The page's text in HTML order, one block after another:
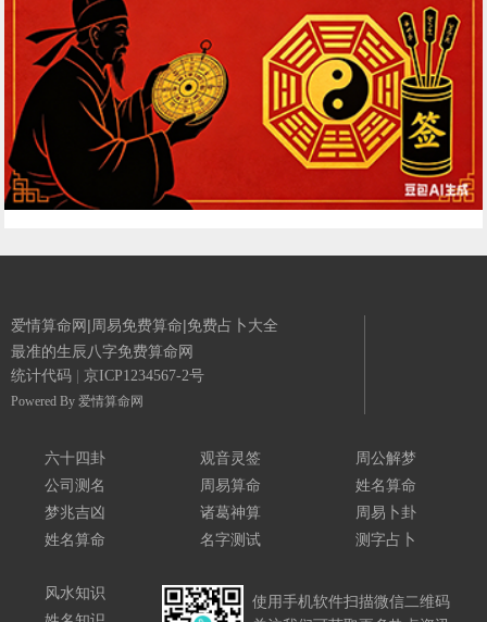
爱情算命网|周易免费算命|免费占卜大全
最准的生辰八字免费算命网
统计代码 京ICP1234567-2号
Powered By 爱情算命网
六十四卦
公司测名
梦兆吉凶
姓名算命
观音灵签
周易算命
诸葛神算
名字测试
周公解梦
姓名算命
周易卜卦
测字占卜
风水知识
使用手机软件扫描微信二维码